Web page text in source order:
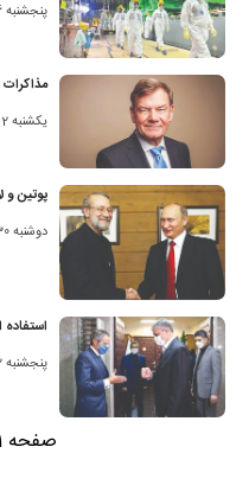
پنجشنبه 6 شهریور 1404
مذاکرات
یکشنبه 12 مرداد 1404
پوتین و
دوشنبه 30 تیر 1404
استفاده
پنجشنبه 12 تیر 1404
صفحه 1 از 3